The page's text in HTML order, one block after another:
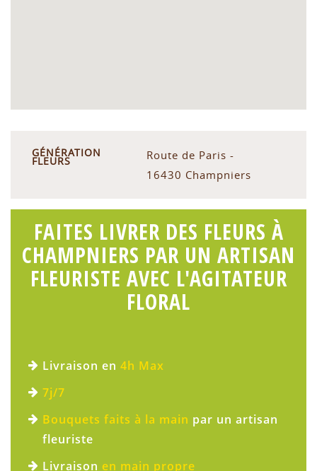
GÉNÉRATION
FLEURS
Route de Paris -
16430 Champniers
FAITES LIVRER DES FLEURS À
CHAMPNIERS PAR UN ARTISAN
FLEURISTE AVEC L'AGITATEUR
FLORAL
Livraison en 4h Max
7j/7
Bouquets faits à la main par un artisan
fleuriste
Livraison en main propre